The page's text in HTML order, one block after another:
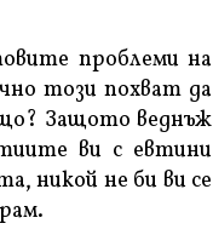
проблеми на
този похват да
Защото веднъж
ви с евтини
никой не би ви се